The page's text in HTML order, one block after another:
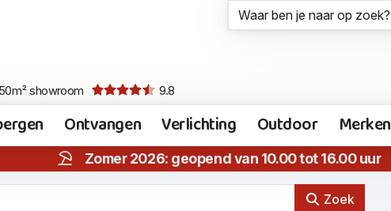
showroom 9.8
Ontvangen Verlichting Outdoor Merken
Zomer 2026: geopend van 10.00 tot 16.00 uur
Zoek